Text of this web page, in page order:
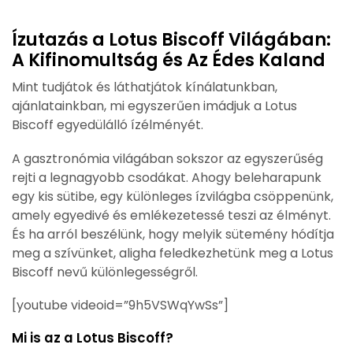
Ízutazás a Lotus Biscoff Világában:
A Kifinomultság és Az Édes Kaland
Mint tudjátok és láthatjátok kínálatunkban,
ajánlatainkban, mi egyszerűen imádjuk a Lotus
Biscoff egyedülálló ízélményét.
A gasztronómia világában sokszor az egyszerűség
rejti a legnagyobb csodákat. Ahogy beleharapunk
egy kis sütibe, egy különleges ízvilágba csöppenünk,
amely egyedivé és emlékezetessé teszi az élményt.
És ha arról beszélünk, hogy melyik sütemény hódítja
meg a szívünket, aligha feledkezhetünk meg a Lotus
Biscoff nevű különlegességről.
[youtube videoid=”9h5VSWqYwSs”]
Mi is az a Lotus Biscoff?